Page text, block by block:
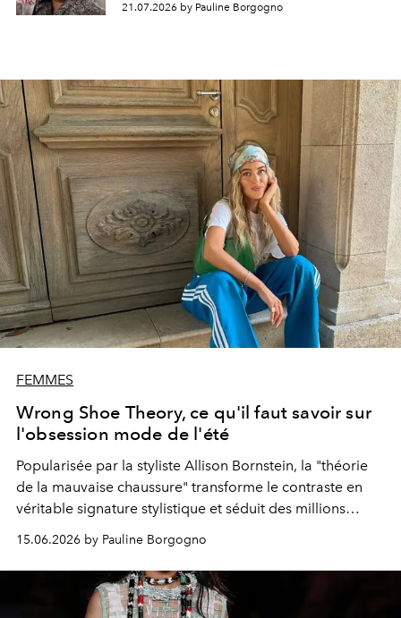
21.07.2026 by Pauline Borgogno
FEMMES
Wrong Shoe Theory, ce qu'il faut savoir sur
l'obsession mode de l'été
Popularisée par la styliste Allison Bornstein, la "théorie
de la mauvaise chaussure" transforme le contraste en
véritable signature stylistique et séduit des millions
d’adeptes sur TikTok.
15.06.2026 by Pauline Borgogno